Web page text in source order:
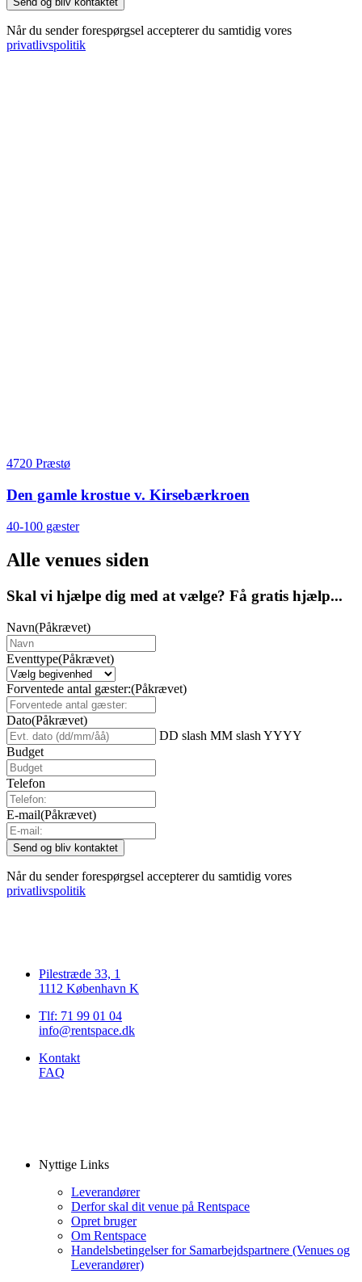
Når du sender forespørgsel accepterer du samtidig vores
privatlivspolitik
4720 Præstø
Den gamle krostue v. Kirsebærkroen
40-100 gæster
Alle venues siden
Skal vi hjælpe dig med at vælge? Få gratis hjælp...
Navn(Påkrævet)
Eventtype(Påkrævet)
Forventede antal gæster:(Påkrævet)
Dato(Påkrævet)
DD slash MM slash YYYY
Budget
Telefon
E-mail(Påkrævet)
Når du sender forespørgsel accepterer du samtidig vores
privatlivspolitik
Pilestræde 33, 1
1112 København K
Tlf: 71 99 01 04
info@rentspace.dk
Kontakt
FAQ
Nyttige Links
Leverandører
Derfor skal dit venue på Rentspace
Opret bruger
Om Rentspace
Handelsbetingelser for Samarbejdspartnere (Venues og
Leverandører)